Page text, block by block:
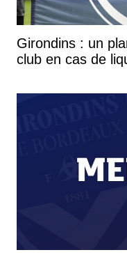
Girondins : un
club en cas de